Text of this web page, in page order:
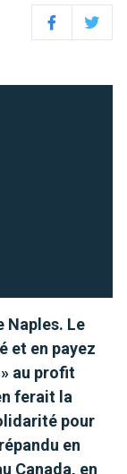
FacebookTwitter
Le
et en payez
au profit
ferait la
pour
en
Canada, en